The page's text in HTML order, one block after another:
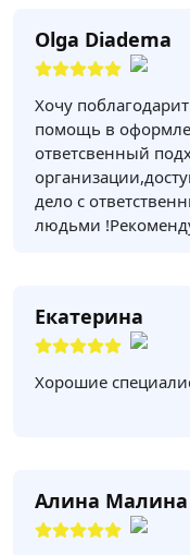
Olga Diadema
Хочу
помощь в
ответсвенный
дело с
людьми
Екатерина
Хорошие
Алина Малина